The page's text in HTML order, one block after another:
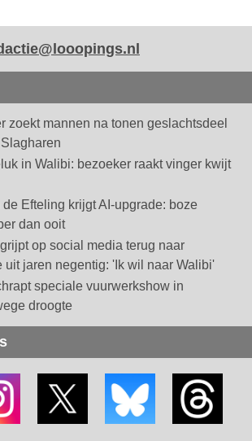
zoekt mannen na tonen geslachtsdeel
in Walibi: bezoeker raakt vinger kwijt
Efteling krijgt AI-upgrade: boze
dan ooit
op social media terug naar
uit jaren negentig: 'Ik wil naar Walibi'
speciale vuurwerkshow in
droogte